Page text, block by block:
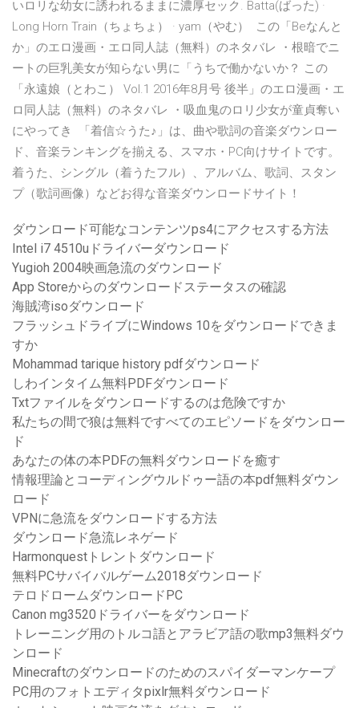
いロリな幼女に誘われるままに濃厚セック. Batta(ばった) ·
Long Horn Train（ちょちょ） · yam（やむ） この「Beなんと
か」のエロ漫画・エロ同人誌（無料）のネタバレ ・根暗でニ
ートの巨乳美女が知らない男に「うちで働かないか？ この
「永遠娘（とわこ） Vol.1 2016年8月号 後半」のエロ漫画・エ
ロ同人誌（無料）のネタバレ ・吸血鬼のロリ少女が童貞奪い
にやってき 「着信☆うた♪」は、曲や歌詞の音楽ダウンロー
ド、音楽ランキングを揃える、スマホ・PC向けサイトです。
着うた、シングル（着うたフル）、アルバム、歌詞、スタン
プ（歌詞画像）などお得な音楽ダウンロードサイト！
ダウンロード可能なコンテンツps4にアクセスする方法
Intel i7 4510uドライバーダウンロード
Yugioh 2004映画急流のダウンロード
App Storeからのダウンロードステータスの確認
海賊湾isoダウンロード
フラッシュドライブにWindows 10をダウンロードできま
すか
Mohammad tarique history pdfダウンロード
しわインタイム無料PDFダウンロード
Txtファイルをダウンロードするのは危険ですか
私たちの間で狼は無料ですべてのエピソードをダウンロー
ド
あなたの体の本PDFの無料ダウンロードを癒す
情報理論とコーディングウルドゥー語の本pdf無料ダウン
ロード
VPNに急流をダウンロードする方法
ダウンロード急流レネゲード
Harmonquestトレントダウンロード
無料PCサバイバルゲーム2018ダウンロード
テロドロームダウンロードPC
Canon mg3520ドライバーをダウンロード
トレーニング用のトルコ語とアラビア語の歌mp3無料ダウ
ンロード
Minecraftのダウンロードのためのスパイダーマンケープ
PC用のフォトエディタpixlr無料ダウンロード